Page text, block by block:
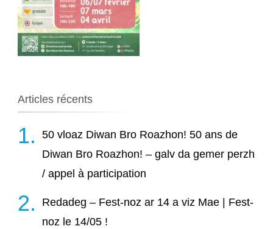
Articles récents
50 vloaz Diwan Bro Roazhon! 50 ans de
Diwan Bro Roazhon! – galv da gemer perzh
/ appel à participation
Redadeg – Fest-noz ar 14 a viz Mae | Fest-
noz le 14/05 !